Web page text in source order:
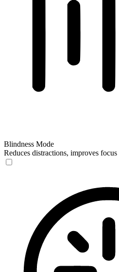
Blindness Mode
Reduces distractions, improves focus